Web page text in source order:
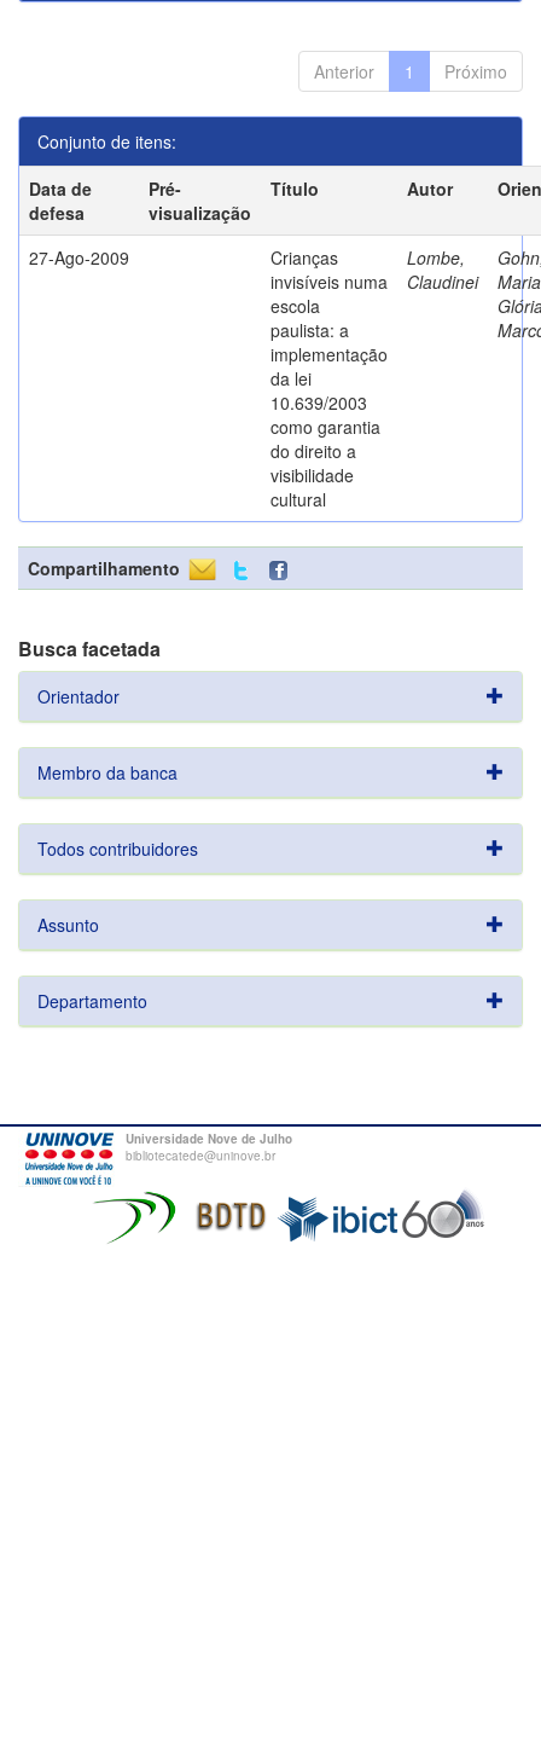
Anterior 1 Próximo
Conjunto de itens:
Data de
defesa
Pré-
visualização
Título Autor
27-Ago-2009
Crianças
invisíveis numa
escola
paulista: a
implementação
da lei
10.639/2003
como garantia
do direito a
visibilidade
cultural
Lombe,
Claudinei
Compartilhamento
Busca facetada
Orientador
Membro da banca
Todos contribuidores
Assunto
Departamento
Universidade Nove de Julho
bibliotecatede@uninove.br